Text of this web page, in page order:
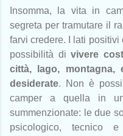
Insomma, la vita in
segreta per tramutare il
farvi credere. I lati
possibilità di vivere
città, lago,
desiderate. Non è
camper a quella in
summenzionate: le due
psicologico, tecnico e